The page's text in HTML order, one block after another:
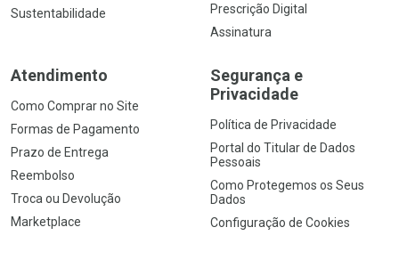
Sustentabilidade
Prescrição Digital
Assinatura
Atendimento
Como Comprar no Site
Formas de Pagamento
Prazo de Entrega
Reembolso
Troca ou Devolução
Marketplace
Segurança e
Privacidade
Política de Privacidade
Portal do Titular de Dados
Pessoais
Como Protegemos os Seus
Dados
Configuração de Cookies